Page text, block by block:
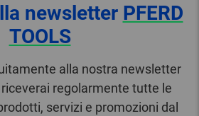
newsletter PFERD
TOOLS
alla nostra newsletter
riceverai regolarmente tutte le
servizi e promozioni dal